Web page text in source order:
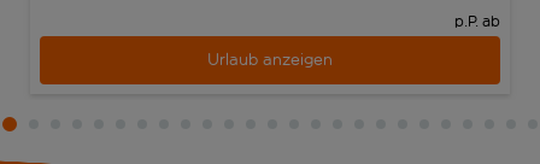
p.P. ab
Urlaub anzeigen